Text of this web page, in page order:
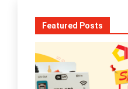
Featured Posts